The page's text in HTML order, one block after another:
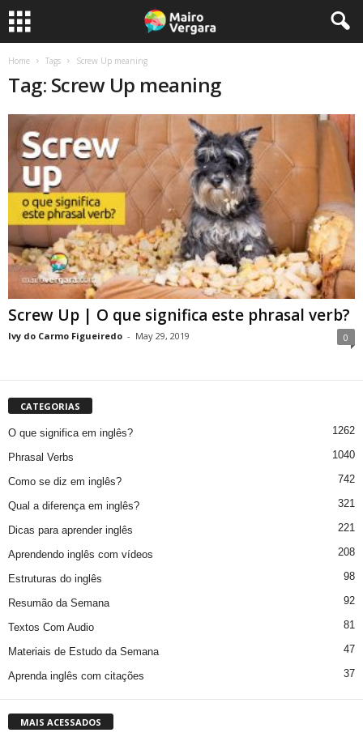
Home Tags Screw Up meaning
Tag: Screw Up meaning
Screw Up | O que significa este phrasal verb?
Ivy do Carmo Figueiredo - May 29, 2019 0
CATEGORIAS
O que significa em inglês? 1262
Phrasal Verbs 1040
Como se diz em inglês? 742
Qual a diferença em inglês? 321
Dicas para aprender inglês 221
Aprendendo inglês com vídeos 208
Estruturas do inglês 98
Resumão da Semana 92
Textos Com Audio 81
Materiais de Estudo da Semana 47
Aprenda inglês com citações 37
MAIS ACESSADOS